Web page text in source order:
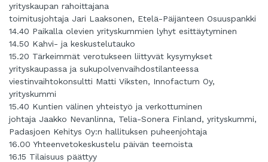
yrityskaupan rahoittajana
toimitusjohtaja Jari Laaksonen, Etelä-Päijänteen Osuuspankki
14.40 Paikalla olevien yrityskummien lyhyt esittäytyminen
14.50 Kahvi- ja keskustelutauko
15.20 Tärkeimmät verotukseen liittyvät kysymykset
yrityskaupassa ja sukupolvenvaihdostilanteessa
viestinvaihtokonsultti Matti Viksten, Innofactum Oy,
yrityskummi
15.40 Kuntien välinen yhteistyö ja verkottuminen
johtaja Jaakko Nevanlinna, Telia-Sonera Finland, yrityskummi,
Padasjoen Kehitys Oy:n hallituksen puheenjohtaja
16.00 Yhteenvetokeskustelu päivän teemoista
16.15 Tilaisuus päättyy